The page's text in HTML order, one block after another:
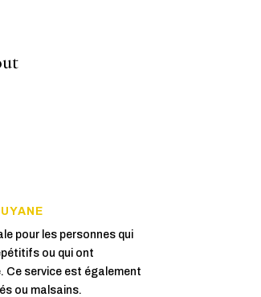
pour les personnes qui
ou qui ont
Ce service est également
ou malsains.